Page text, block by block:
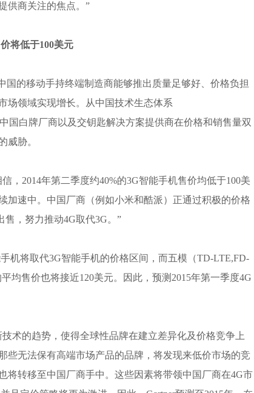
供商关注的焦点。”
将低于100美元
国的移动手持终端制造商能够推出质量足够好、价格负担
场领域实现增长。从中国技术生态体系
中国白牌厂商以及交钥匙解决方案提供商在价格和销售量双
威胁。
，2014年第二季度约40%的3G智能手机售价均低于100美
加速中。中国厂商（例如小米和酷派）正通过积极的价格
售，努力推动4G取代3G。”
机将取代3G智能手机的价格区间，而五模（TD-LTE,FD-
均售价也将接近120美元。因此，预测2015年第一季度4G
术的趋势，使得全球性品牌在建立差异化及价格竞争上
些无法保有高端市场产品的品牌，将发现来低价市场的竞
将转移至中国厂商手中。这些因素将带领中国厂商在4G市